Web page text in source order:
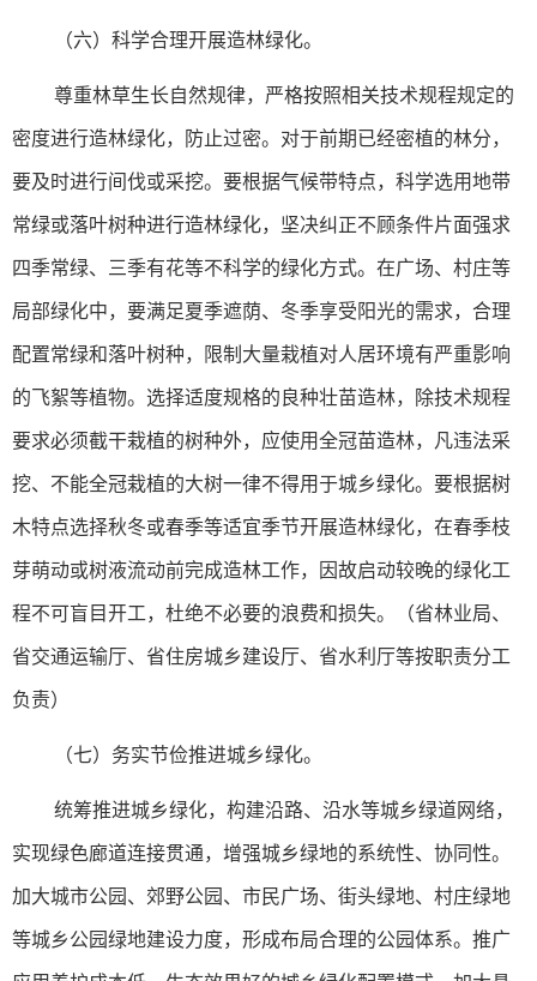
（六）科学合理开展造林绿化。
尊重林草生长自然规律，严格按照相关技术规程规定的
密度进行造林绿化，防止过密。对于前期已经密植的林分，
要及时进行间伐或采挖。要根据气候带特点，科学选用地带
常绿或落叶树种进行造林绿化，坚决纠正不顾条件片面强求
四季常绿、三季有花等不科学的绿化方式。在广场、村庄等
局部绿化中，要满足夏季遮荫、冬季享受阳光的需求，合理
配置常绿和落叶树种，限制大量栽植对人居环境有严重影响
的飞絮等植物。选择适度规格的良种壮苗造林，除技术规程
要求必须截干栽植的树种外，应使用全冠苗造林，凡违法采
挖、不能全冠栽植的大树一律不得用于城乡绿化。要根据树
木特点选择秋冬或春季等适宜季节开展造林绿化，在春季枝
芽萌动或树液流动前完成造林工作，因故启动较晚的绿化工
程不可盲目开工，杜绝不必要的浪费和损失。（省林业局、
省交通运输厅、省住房城乡建设厅、省水利厅等按职责分工
负责）
（七）务实节俭推进城乡绿化。
统筹推进城乡绿化，构建沿路、沿水等城乡绿道网络，
实现绿色廊道连接贯通，增强城乡绿地的系统性、协同性。
加大城市公园、郊野公园、市民广场、街头绿地、村庄绿地
等城乡公园绿地建设力度，形成布局合理的公园体系。推广